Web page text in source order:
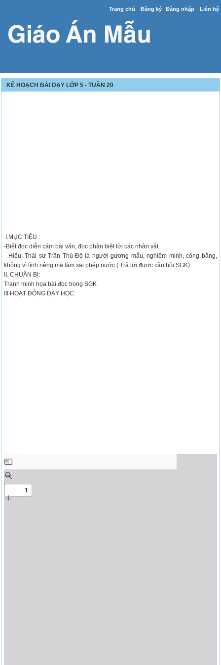
Trang chủ Đăng ký Đăng nhập Liên hệ
KẾ HOẠCH BÀI DẠY LỚP 5 - TUẦN 20
I.MỤC TIÊU :
-Biết đọc diễn cảm bài văn, đọc phân biệt lời các nhân vật.
-Hiểu: Thái sư Trần Thủ Độ là người gương mẫu, nghiêm minh, công bằng,
không vì tình riêng mà làm sai phép nước.( Trả lời được câu hỏi SGK)
II. CHUẨN BỊ:
Tranh minh họa bài đọc trong SGK
III.HOẠT ĐỘNG DẠY HỌC: